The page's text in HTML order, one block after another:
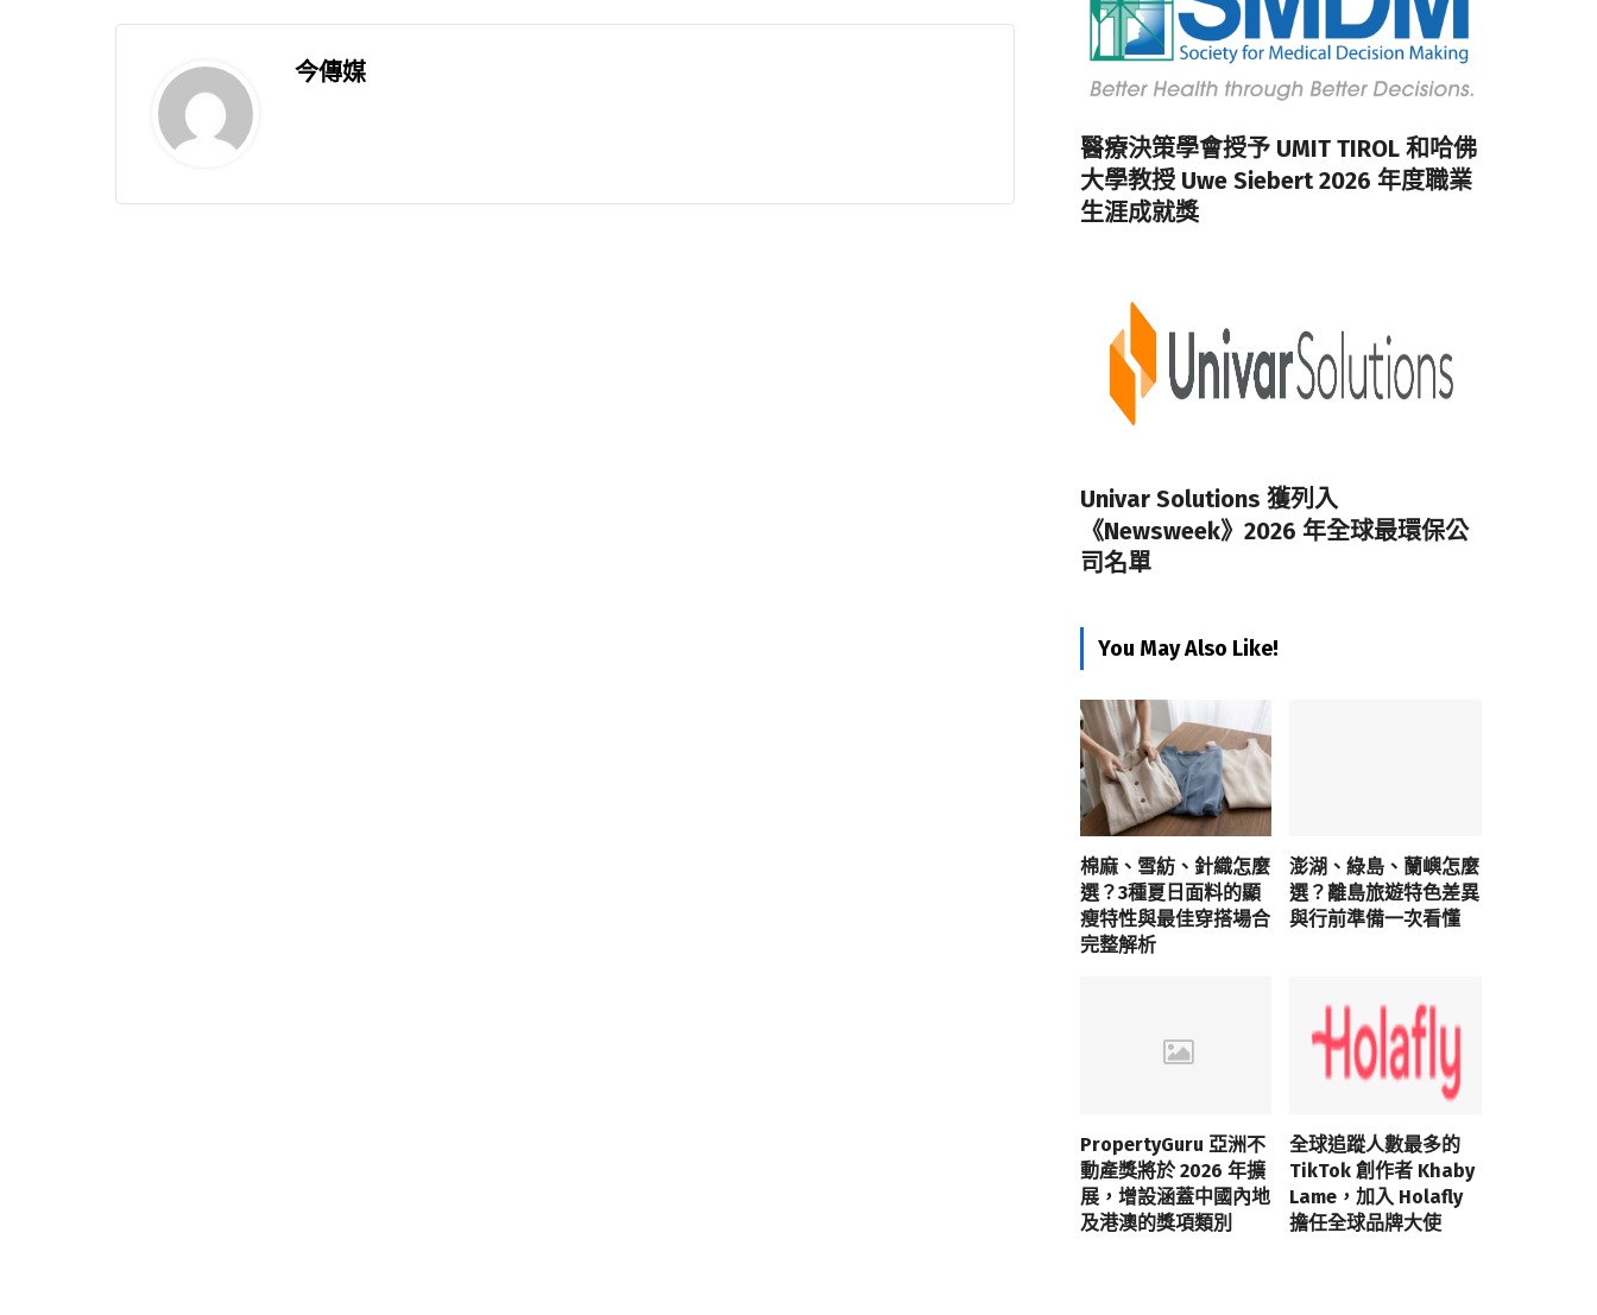
今傳媒
醫療決策學會授予 UMIT TIROL 和哈佛
大學教授 Uwe Siebert 2026 年度職業
生涯成就獎
Univar Solutions 獲列入
《Newsweek》2026 年全球最環保公
司名單
You May Also Like!
棉麻、雪紡、針織怎麼
選？3種夏日面料的顯
瘦特性與最佳穿搭場合
完整解析
澎湖、綠島、蘭嶼怎麼
選？離島旅遊特色差異
與行前準備一次看懂
PropertyGuru 亞洲不
動產獎將於 2026 年擴
展，增設涵蓋中國內地
及港澳的獎項類別
全球追蹤人數最多的
TikTok 創作者 Khaby
Lame，加入 Holafly
擔任全球品牌大使